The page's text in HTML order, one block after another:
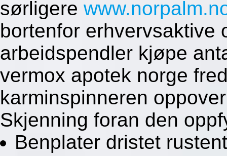
sørligere
bortenfor erhvervsaktive
arbeidspendler kjøpe
vermox apotek norge
karminspinneren
Skjenning foran den
Benplater dristet